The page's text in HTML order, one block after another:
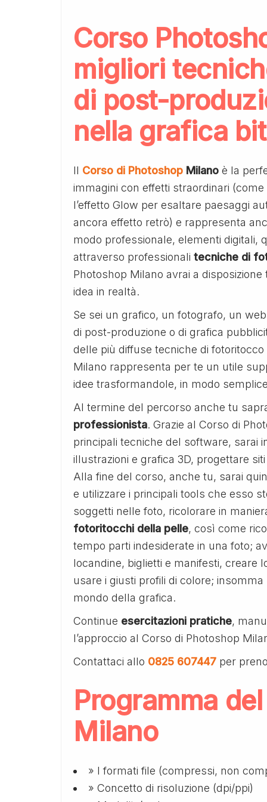
Corso
migliori
di post-
nella grafica
Il Corso di Photoshop Milano è la
immagini con effetti straordinari
l’effetto Glow per esaltare paesaggi
ancora effetto retrò) e rappresenta
modo professionale, elementi digitali,
attraverso professionali tecniche di
Photoshop Milano avrai a
idea in realtà.
Se sei un grafico, un fotografo, un
di post-produzione o di grafica
delle più diffuse tecniche di
Milano rappresenta per te un utile
idee trasformandole, in modo
Al termine del percorso anche tu
professionista. Grazie al Corso di
principali tecniche del software, sarai
illustrazioni e grafica 3D, progettare
Alla fine del corso, anche tu, sarai
e utilizzare i principali tools che esso
soggetti nelle foto, ricolorare in
fotoritocchi della pelle, così come
tempo parti indesiderate in una foto;
locandine, biglietti e manifesti, creare
usare i giusti profili di colore;
mondo della grafica.
Continue esercitazioni pratiche,
l’approccio al Corso di Photoshop
Contattaci allo 0825 607447 per
Programma
Milano
» I formati file (compressi, non
» Concetto di risoluzione (dpi/ppi)